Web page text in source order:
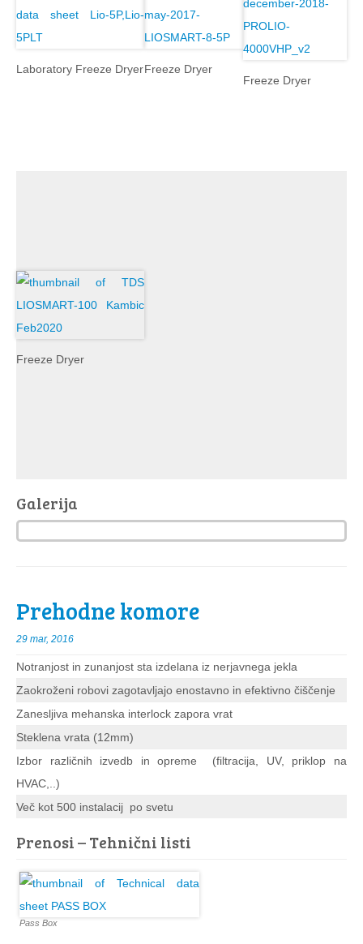
Laboratory Freeze DryerFreeze Dryer
Freeze Dryer
Freeze Dryer
Galerija
Prehodne komore
29 mar, 2016
Notranjost in zunanjost sta izdelana iz nerjavnega jekla
Zaokroženi robovi zagotavljajo enostavno in efektivno čiščenje
Zanesljiva mehanska interlock zapora vrat
Steklena vrata (12mm)
Izbor različnih izvedb in opreme (filtracija, UV, priklop na
HVAC,..)
Več kot 500 instalacij po svetu
Prenosi – Tehnični listi
Pass Box